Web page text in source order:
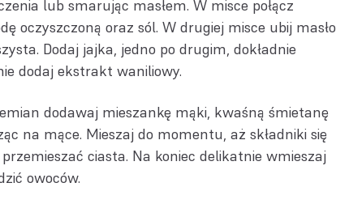
lub smarując masłem. W misce połącz
oczyszczoną oraz sól. W drugiej misce ubij masło
Dodaj jajka, jedno po drugim, dokładnie
dodaj ekstrakt waniliowy.
dodawaj mieszankę mąki, kwaśną śmietanę
na mące. Mieszaj do momentu, aż składniki się
przemieszać ciasta. Na koniec delikatnie wmieszaj
owoców.